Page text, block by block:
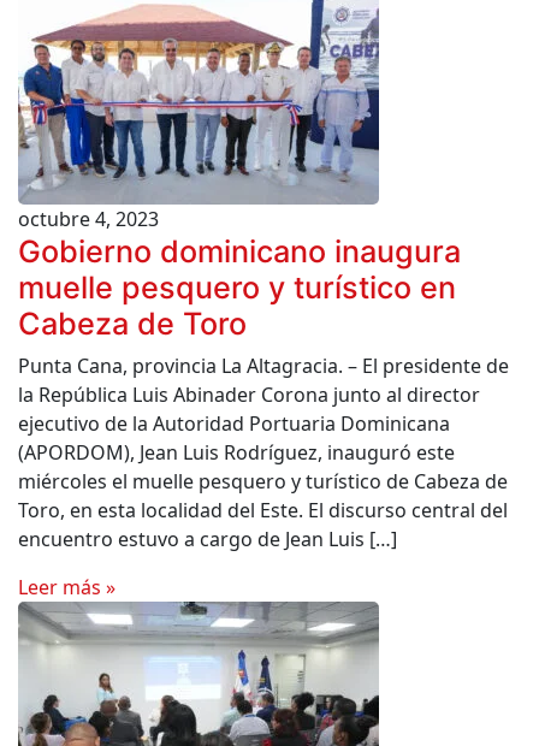
octubre 4, 2023
Gobierno dominicano inaugura
muelle pesquero y turístico en
Cabeza de Toro
Punta Cana, provincia La Altagracia. – El presidente de
la República Luis Abinader Corona junto al director
ejecutivo de la Autoridad Portuaria Dominicana
(APORDOM), Jean Luis Rodríguez, inauguró este
miércoles el muelle pesquero y turístico de Cabeza de
Toro, en esta localidad del Este. El discurso central del
encuentro estuvo a cargo de Jean Luis […]
Leer más »